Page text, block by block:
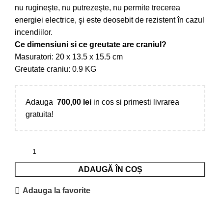
nu rugineşte, nu putrezeşte, nu permite trecerea
energiei electrice, şi este deosebit de rezistent în cazul
incendiilor.
Ce dimensiuni si ce greutate are craniul?
Masuratori: 20 x 13.5 x 15.5 cm
Greutate craniu: 0.9 KG
Adauga 700,00 lei in cos si primesti livrarea
gratuita!
ADAUGĂ ÎN COȘ
Adauga la favorite